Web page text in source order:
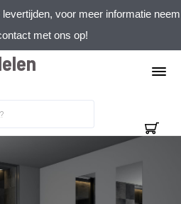
voor meer informatie neem
met ons op!